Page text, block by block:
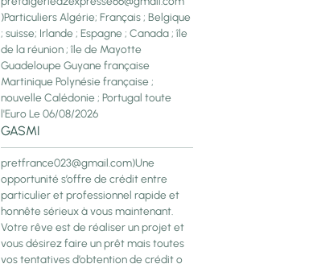
)Particuliers Algérie; Français ; Belgique
; suisse; Irlande ; Espagne ; Canada ; île
de la réunion ; île de Mayotte
Guadeloupe Guyane française
Martinique Polynésie française ;
nouvelle Calédonie ; Portugal toute
l'Euro Le 06/08/2026
GASMI
pretfrance023@gmail.com)Une
opportunité s’offre de crédit entre
particulier et professionnel rapide et
honnête sérieux à vous maintenant.
Votre rêve est de réaliser un projet et
vous désirez faire un prêt mais toutes
vos tentatives d’obtention de crédit o